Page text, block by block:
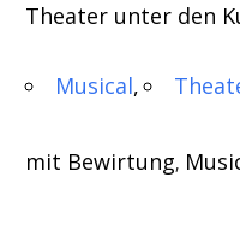
Theater unter den
Musical
mit Bewirtung,